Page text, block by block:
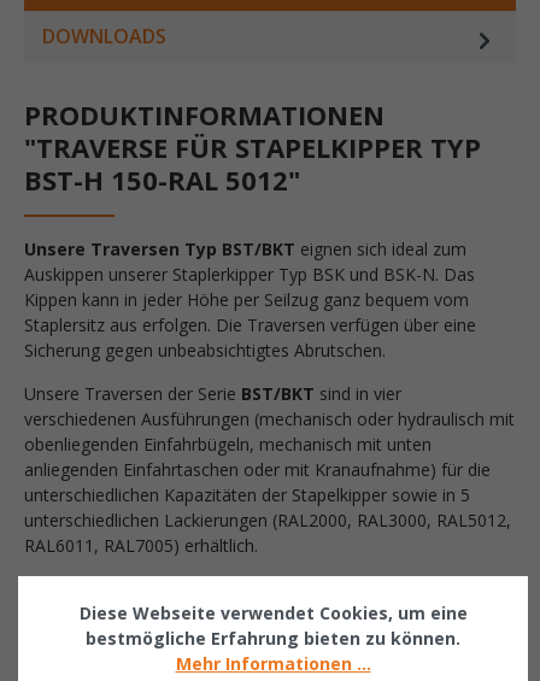
DOWNLOADS
PRODUKTINFORMATIONEN
"TRAVERSE FÜR STAPELKIPPER TYP
BST-H 150-RAL 5012"
Unsere Traversen Typ BST/BKT eignen sich ideal zum
Auskippen unserer Staplerkipper Typ BSK und BSK-N. Das
Kippen kann in jeder Höhe per Seilzug ganz bequem vom
Staplersitz aus erfolgen. Die Traversen verfügen über eine
Sicherung gegen unbeabsichtigtes Abrutschen.
Unsere Traversen der Serie BST/BKT sind in vier
verschiedenen Ausführungen (mechanisch oder hydraulisch mit
obenliegenden Einfahrbügeln, mechanisch mit unten
anliegenden Einfahrtaschen oder mit Kranaufnahme) für die
unterschiedlichen Kapazitäten der Stapelkipper sowie in 5
unterschiedlichen Lackierungen (RAL2000, RAL3000, RAL5012,
RAL6011, RAL7005) erhältlich.
werden:
- Traversenständer
Diese Webseite verwendet Cookies, um eine
bestmögliche Erfahrung bieten zu können.
Mehr Informationen ...